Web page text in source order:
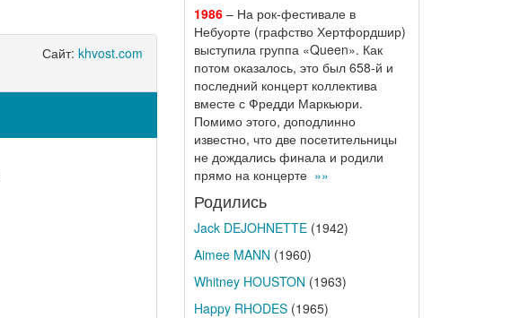
Сайт: khvost.com
1986– На рок-фестивале в
Небуорте (графство Хертфордшир)
выступила группа «Queen». Как
потом оказалось, это был 658-й и
последний концерт коллектива
вместе с Фредди Маркьюри.
Помимо этого, доподлинно
известно, что две посетительницы
не дождались финала и родили
прямо на концерте »»
Родились
Jack DEJOHNETTE(1942)
Aimee MANN (1960)
Whitney HOUSTON (1963)
Happy RHODES(1965)